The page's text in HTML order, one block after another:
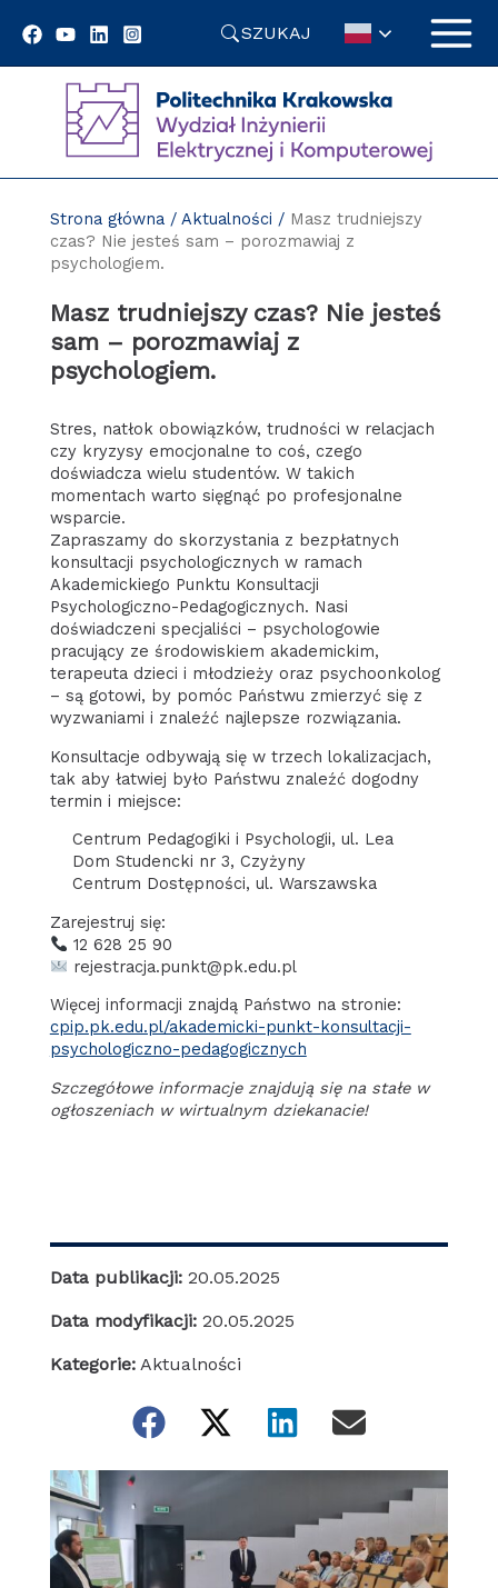
SZUKAJ
Strona główna/ Aktualności / Masz trudniejszy
czas? Nie jesteś sam – porozmawiaj z
psychologiem.
Masz trudniejszy czas? Nie jesteś
sam – porozmawiaj z
psychologiem.
Stres, natłok obowiązków, trudności w relacjach
czy kryzysy emocjonalne to coś, czego
doświadcza wielu studentów. W takich
momentach warto sięgnąć po profesjonalne
wsparcie.
Zapraszamy do skorzystania z bezpłatnych
konsultacji psychologicznych w ramach
Akademickiego Punktu Konsultacji
Psychologiczno-Pedagogicznych. Nasi
doświadczeni specjaliści – psychologowie
pracujący ze środowiskiem akademickim,
terapeuta dzieci i młodzieży oraz psychoonkolog
– są gotowi, by pomóc Państwu zmierzyć się z
wyzwaniami i znaleźć najlepsze rozwiązania.
Konsultacje odbywają się w trzech lokalizacjach,
tak aby łatwiej było Państwu znaleźć dogodny
termin i miejsce:
Centrum Pedagogiki i Psychologii, ul. Lea
Dom Studencki nr 3, Czyżyny
Centrum Dostępności, ul. Warszawska
Zarejestruj się:
12 628 25 90
rejestracja.punkt@pk.edu.pl
Więcej informacji znajdą Państwo na stronie:
cpip.pk.edu.pl/akademicki-punkt-konsultacji-
psychologiczno-pedagogicznych
Szczegółowe informacje znajdują się na stałe w
ogłoszeniach w wirtualnym dziekanacie!
Data publikacji: 20.05.2025
Data modyfikacji: 20.05.2025
Kategorie: Aktualności